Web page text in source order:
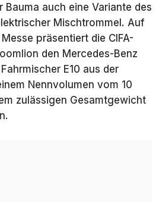
Bauma auch eine Variante des
Mischtrommel. Auf
präsentiert die CIFA-
den Mercedes-Benz
E10 aus der
Nennvolumen vom 10
zulässigen Gesamtgewicht